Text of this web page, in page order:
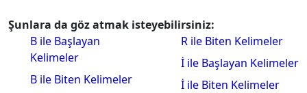
Şunlara da göz atmak isteyebilirsiniz:
B ile Başlayan
Kelimeler
B ile Biten Kelimeler
R ile Biten Kelimeler
İ ile Başlayan Kelimeler
İ ile Biten Kelimeler